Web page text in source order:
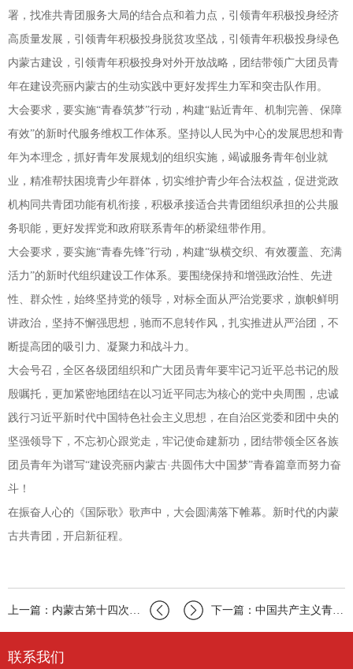
署，找准共青团服务大局的结合点和着力点，引领青年积极投身经济
高质量发展，引领青年积极投身脱贫攻坚战，引领青年积极投身绿色
内蒙古建设，引领青年积极投身对外开放战略，团结带领广大团员青
年在建设亮丽内蒙古的生动实践中更好发挥生力军和突击队作用。
大会要求，要实施“青春筑梦”行动，构建“贴近青年、机制完善、保障
有效”的新时代服务维权工作体系。坚持以人民为中心的发展思想和青
年为本理念，抓好青年发展规划的组织实施，竭诚服务青年创业就
业，精准帮扶困境青少年群体，切实维护青少年合法权益，促进党政
机构同共青团功能有机衔接，积极承接适合共青团组织承担的公共服
务职能，更好发挥党和政府联系青年的桥梁纽带作用。
大会要求，要实施“青春先锋”行动，构建“纵横交织、有效覆盖、充满
活力”的新时代组织建设工作体系。要围绕保持和增强政治性、先进
性、群众性，始终坚持党的领导，对标全面从严治党要求，旗帜鲜明
讲政治，坚持不懈强思想，驰而不息转作风，扎实推进从严治团，不
断提高团的吸引力、凝聚力和战斗力。
大会号召，全区各级团组织和广大团员青年要牢记习近平总书记的殷
殷嘱托，更加紧密地团结在以习近平同志为核心的党中央周围，忠诚
践行习近平新时代中国特色社会主义思想，在自治区党委和团中央的
坚强领导下，不忘初心跟党走，牢记使命建新功，团结带领全区各族
团员青年为谱写“建设亮丽内蒙古·共圆伟大中国梦”青春篇章而努力奋
斗！
在振奋人心的《国际歌》歌声中，大会圆满落下帷幕。新时代的内蒙
古共青团，开启新征程。
上一篇：内蒙古第十四次团代会全体代表参加学习贯彻习近平新… 下一篇：中国共产主义青年团内蒙古自治区第十四次代表大会开…
联系我们